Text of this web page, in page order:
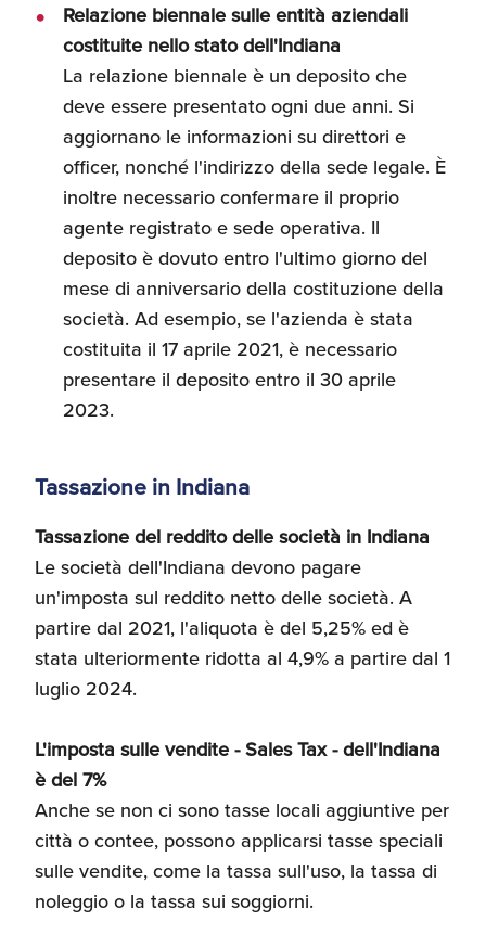
Relazione biennale sulle entità aziendali
costituite nello stato dell'Indiana
La relazione biennale è un deposito che
deve essere presentato ogni due anni. Si
aggiornano le informazioni su direttori e
officer, nonché l'indirizzo della sede legale. È
inoltre necessario confermare il proprio
agente registrato e sede operativa. Il
deposito è dovuto entro l'ultimo giorno del
mese di anniversario della costituzione della
società. Ad esempio, se l'azienda è stata
costituita il 17 aprile 2021, è necessario
presentare il deposito entro il 30 aprile
2023.
Tassazione in Indiana
Tassazione del reddito delle società in Indiana
Le società dell'Indiana devono pagare
un'imposta sul reddito netto delle società. A
partire dal 2021, l'aliquota è del 5,25% ed è
stata ulteriormente ridotta al 4,9% a partire dal 1
luglio 2024.
L'imposta sulle vendite - Sales Tax - dell'Indiana
è del 7%
Anche se non ci sono tasse locali aggiuntive per
città o contee, possono applicarsi tasse speciali
sulle vendite, come la tassa sull'uso, la tassa di
noleggio o la tassa sui soggiorni.